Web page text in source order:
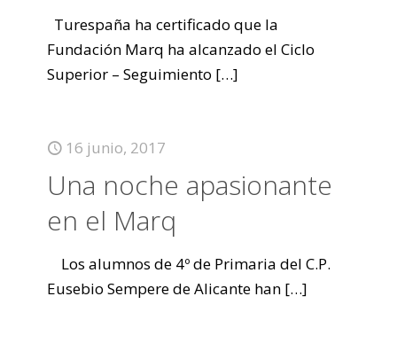
Turespaña ha certificado que la
Fundación Marq ha alcanzado el Ciclo
Superior – Seguimiento […]
16 junio, 2017
Una noche apasionante
en el Marq
Los alumnos de 4º de Primaria del C.P.
Eusebio Sempere de Alicante han […]